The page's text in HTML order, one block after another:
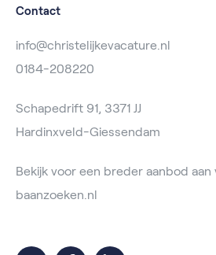
Contact
info@christelijkevacature.nl
0184-208220
Schapedrift 91, 3371 JJ
Hardinxveld-Giessendam
Bekijk voor een breder aanbod aan
baanzoeken.nl